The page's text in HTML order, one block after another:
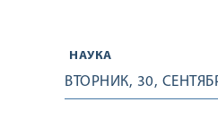
НАУКА
ВТОРНИК, 30,